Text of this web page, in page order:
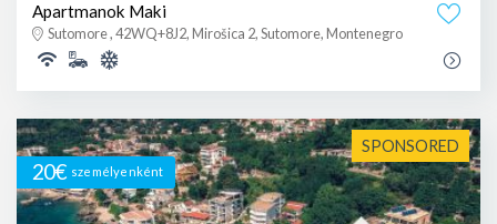
Apartmanok Maki
Sutomore , 42WQ+8J2, Mirošica 2, Sutomore, Montenegro
SPONSORED
20€ személyenként